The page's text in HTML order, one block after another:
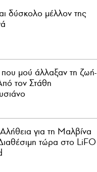
δύσκολο μέλλον της
που μού άλλαξαν τη ζωή-
τον Στάθη
για τη Μαλβίνα
τώρα στo LiFO